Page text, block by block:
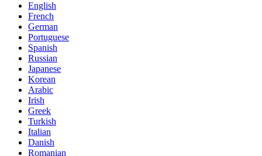
English
French
German
Portuguese
Spanish
Russian
Japanese
Korean
Arabic
Irish
Greek
Turkish
Italian
Danish
Romanian